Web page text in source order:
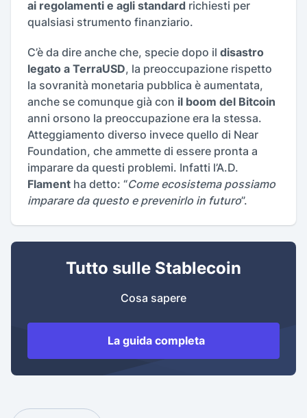
ai regolamenti e agli standard richiesti per
qualsiasi strumento finanziario.
C’è da dire anche che, specie dopo il disastro
legato a TerraUSD, la preoccupazione rispetto
la sovranità monetaria pubblica è aumentata,
anche se comunque già con il boom del Bitcoin
anni orsono la preoccupazione era la stessa.
Atteggiamento diverso invece quello di Near
Foundation, che ammette di essere pronta a
imparare da questi problemi. Infatti l’A.D.
Flament ha detto: “Come ecosistema possiamo
imparare da questo e prevenirlo in futuro”.
Tutto sulle Stablecoin
Cosa sapere
La guida completa